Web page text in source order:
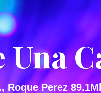
Una
Roque Perez